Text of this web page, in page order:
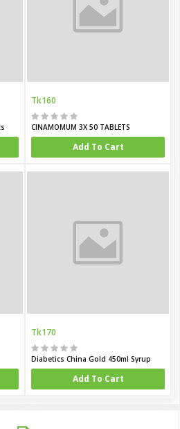
Tk160
CINAMOMUM 3X 50 TABLETS
Add To Cart
Tk170
Diabetics China Gold 450ml Syrup
Add To Cart